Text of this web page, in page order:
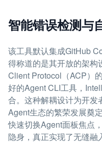
智能错误检测与
该工具默认集成GitHub
得称道的是其开放的架
Client Protocol（ACP）
好的Agent CLI工具，
合。这种解耦设计为开发
Agent生态的繁荣发展奠
快速切换Agent面板焦点
隐身，真正实现了无缝融